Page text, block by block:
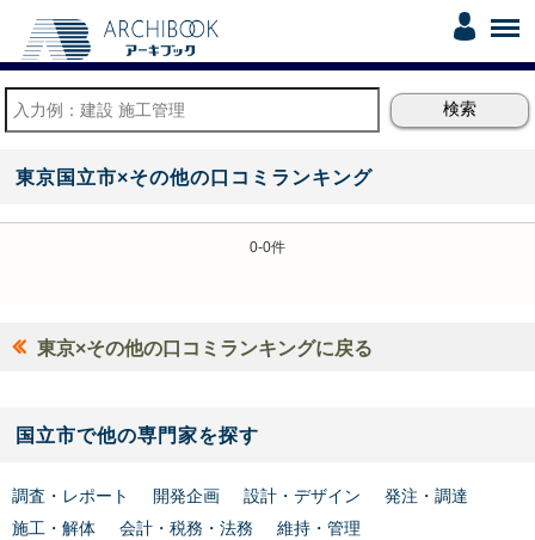
東京国立市×その他の口コミランキング
0-0件
東京×その他の口コミランキングに戻る
国立市で他の専門家を探す
調査・レポート 開発企画 設計・デザイン
発注・調達
施工・解体
会計・税務・法務
維持・管理